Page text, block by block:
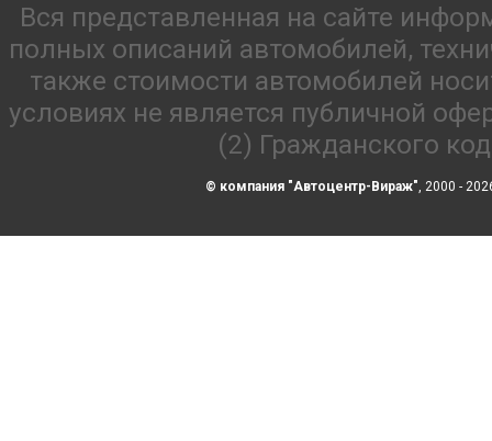
Вся представленная на сайте
полных описаний автомобилей,
также стоимости автомобилей
условиях не является публичной
(2) Гражданского
© компания "Автоцентр-Вираж", 2000 -